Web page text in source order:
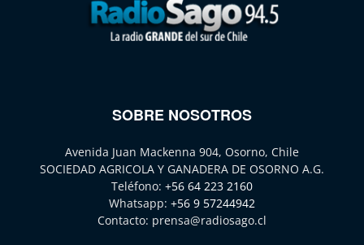
SOBRE NOSOTROS
Avenida Juan Mackenna 904, Osorno, Chile
SOCIEDAD AGRICOLA Y GANADERA DE OSORNO A.G.
Teléfono: +56 64 223 2160
Whatsapp: +56 9 57244942
Contacto: prensa@radiosago.cl